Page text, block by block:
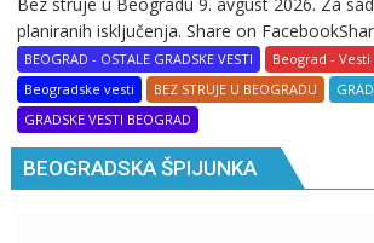
Bez struje u Beogradu 9. avgust 2026. Za
planiranih isključenja. Share on
BEOGRAD - OSTALE GRADSKE VESTI
Beograd -
Beogradske vesti
BEZ STRUJE U BEOGRADU
GRADSKE VESTI BEOGRAD
BEOGRADSKA ŠPIJUNKA